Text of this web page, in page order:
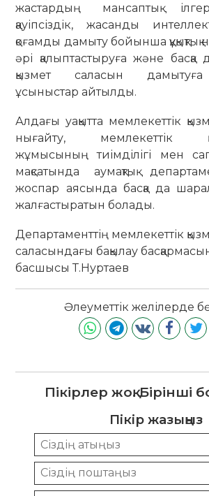
жастардың мансаптық
қауіпсіздік, жасанды
қоғамды дамыту бойынша құқықтық
әрі қалыптастыруға және басқа
қызмет саласын дамытуға
ұсыныстар айтылды.
Алдағы уақытта мемлекеттік
нығайту, мемлекеттік
жұмысының тиімділігі мен
мақсатында аумақтық
жоспар аясында басқа да
жалғастыратын болады.
Департаменттің мемлекеттік
саласындағы бақылау
басшысы Т.Нуртаев
Әлеуметтік желілерде
Пікірлер жоқ. Бірінші
Пікір жазыңыз